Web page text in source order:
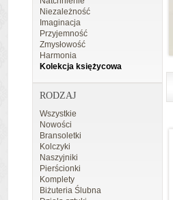
Niezależność
Imaginacja
Przyjemność
Zmysłowość
Harmonia
Kolekcja księżycowa
RODZAJ
Wszystkie
Nowości
Bransoletki
Kolczyki
Naszyjniki
Pierścionki
Komplety
Biżuteria Ślubna